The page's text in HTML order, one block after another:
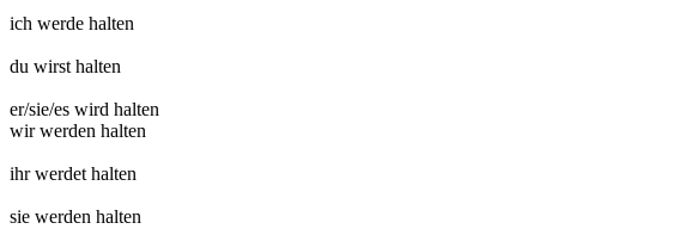
ich werde halten
du wirst halten
er/sie/es wird halten
wir werden halten
ihr werdet halten
sie werden halten